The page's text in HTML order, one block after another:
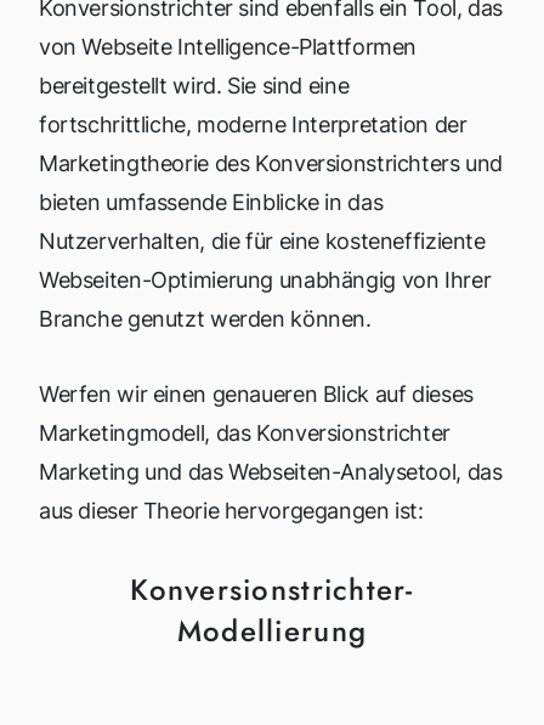
Konversionstrichter sind ebenfalls ein Tool, das
von Webseite Intelligence-Plattformen
bereitgestellt wird. Sie sind eine
fortschrittliche, moderne Interpretation der
Marketingtheorie des Konversionstrichters und
bieten umfassende Einblicke in das
Nutzerverhalten, die für eine kosteneffiziente
Webseiten-Optimierung unabhängig von Ihrer
Branche genutzt werden können.
Werfen wir einen genaueren Blick auf dieses
Marketingmodell, das Konversionstrichter
Marketing und das Webseiten-Analysetool, das
aus dieser Theorie hervorgegangen ist:
Konversionstrichter-
Modellierung